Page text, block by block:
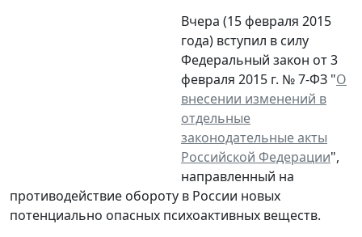
Вчера (15 февраля 2015
года) вступил в силу
Федеральный закон от 3
февраля 2015 г. № 7-ФЗ "О
внесении изменений в
отдельные
законодательные акты
Российской Федерации",
направленный на
противодействие обороту в России новых
потенциально опасных психоактивных веществ.